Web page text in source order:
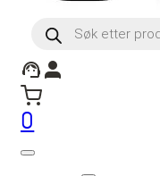
Products
search
0